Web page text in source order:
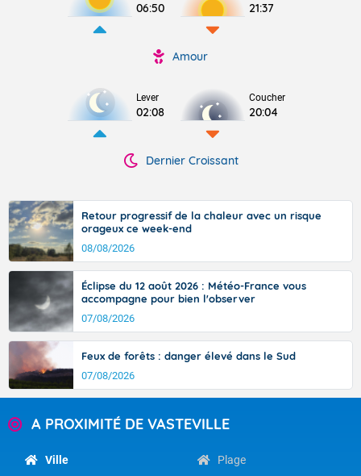
06:50 21:37
Amour
Lever
02:08
Coucher
20:04
Dernier Croissant
Retour progressif de la chaleur avec un risque
orageux ce week-end
08/08/2026
Éclipse du 12 août 2026 : Météo-France vous
accompagne pour bien l'observer
07/08/2026
Feux de forêts : danger élevé dans le Sud
07/08/2026
A PROXIMITÉ DE VASTEVILLE
Ville Plage